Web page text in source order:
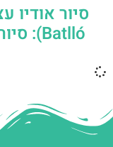
Batlló): סיור בעקבות גאודי בברצלונה